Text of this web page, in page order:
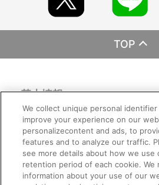
TOP
基本情報
利用規約 特定商取引法に基づく表示 プライバ
プライバシーオプション 会社概要
ご利用情報
ご利用ガイド サイトマップ お問い合わせ
会員メニュー
We collect unique personal
improve your experience on our
personalizecontent and ads, to
features and to analyze our traffic.
see more details about how we use
retention period of each cookie. We
information about your use of our